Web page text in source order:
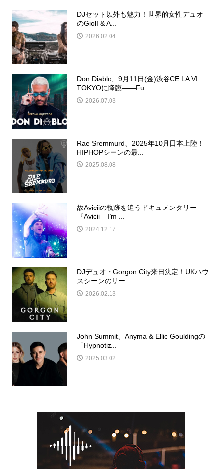
DJセット以外も魅力！世界的女性デュオ
のGiolì & A...
2026.02.04
Don Diablo、9月11日(金)渋谷CE LA VI
TOKYOに降臨——Fu...
2026.07.03
Rae Sremmurd、2025年10月日本上陸！
HIPHOPシーンの最...
2025.08.08
故Aviciiの軌跡を追うドキュメンタリー
『Avicii – I’m ...
2024.12.17
DJデュオ・Gorgon City来日決定！UKハウ
スシーンのリー...
2026.02.13
John Summit、Anyma & Ellie Gouldingの
「Hypnotiz...
2025.03.02